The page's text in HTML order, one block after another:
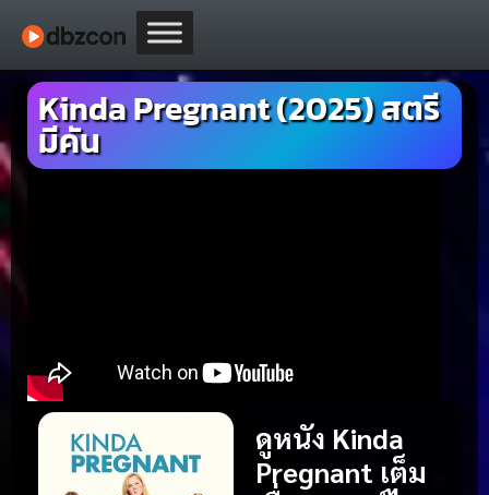
Kinda Pregnant (2025) สตรี
มีคัน
ดูหนัง Kinda
Pregnant เต็ม